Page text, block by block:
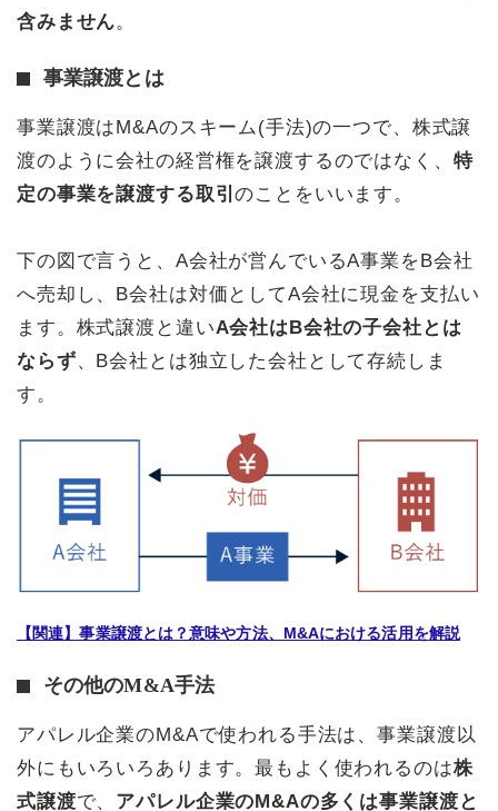
含みません。
事業譲渡とは
事業譲渡はM&Aのスキーム(手法)の一つで、株式譲
渡のように会社の経営権を譲渡するのではなく、 特
定の事業を譲渡する取引のことをいいます。
下の図で言うと、A会社が営んでいるA事業をB会社
へ売却し、B会社は対価としてA会社に現金を支払い
ます。株式譲渡と違いA会社はB会社の子会社とは
ならず、B会社とは独立した会社として存続しま
す。
【関連】事業譲渡とは？意味や方法、M&Aにおける活用​を解説
その他のM&A手法
アパレル企業のM&Aで使われる手法は、事業譲渡以
外にもいろいろあります。最もよく使われるのは株
式譲渡で、 アパレル企業のM&Aの多くは事業譲渡と